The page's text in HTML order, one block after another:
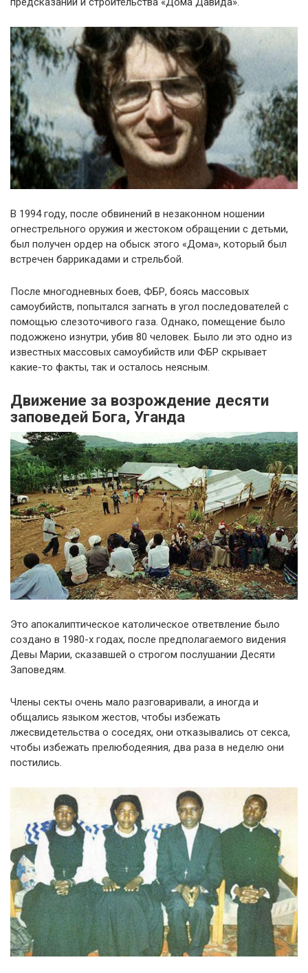
В 1994 году, после обвинений в незаконном ношении
огнестрельного оружия и жестоком обращении с детьми,
был получен ордер на обыск этого «Дома», который был
встречен баррикадами и стрельбой.
После многодневных боев, ФБР, боясь массовых
самоубийств, попытался загнать в угол последователей с
помощью слезоточивого газа. Однако, помещение было
подожжено изнутри, убив 80 человек. Было ли это одно из
известных массовых самоубийств или ФБР скрывает
какие-то факты, так и осталось неясным.
Движение за возрождение десяти
заповедей Бога, Уганда
Это апокалиптическое католическое ответвление было
создано в 1980-х годах, после предполагаемого видения
Девы Марии, сказавшей о строгом послушании Десяти
Заповедям.
Члены секты очень мало разговаривали, а иногда и
общались языком жестов, чтобы избежать
лжесвидетельства о соседях, они отказывались от секса,
чтобы избежать прелюбодеяния, два раза в неделю они
постились.